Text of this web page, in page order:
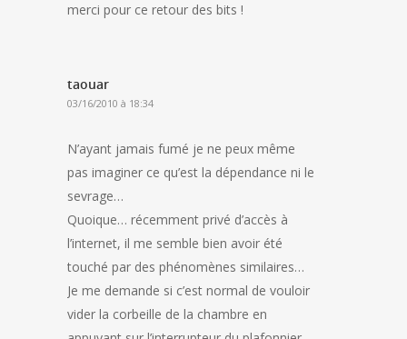
merci pour ce retour des bits !
taouar
03/16/2010 à 18:34
N’ayant jamais fumé je ne peux même
pas imaginer ce qu’est la dépendance ni le
sevrage…
Quoique… récemment privé d’accès à
l’internet, il me semble bien avoir été
touché par des phénomènes similaires…
Je me demande si c’est normal de vouloir
vider la corbeille de la chambre en